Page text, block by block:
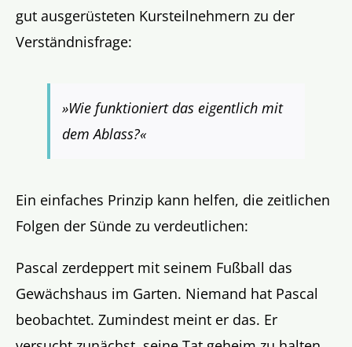
gut ausgerüsteten Kursteilnehmern zu der
Verständnisfrage:
»Wie funktioniert das eigentlich mit
dem Ablass?«
Ein einfaches Prinzip kann helfen, die zeitlichen
Folgen der Sünde zu verdeutlichen:
Pascal zerdeppert mit seinem Fußball das
Gewächshaus im Garten. Niemand hat Pascal
beobachtet. Zumindest meint er das. Er